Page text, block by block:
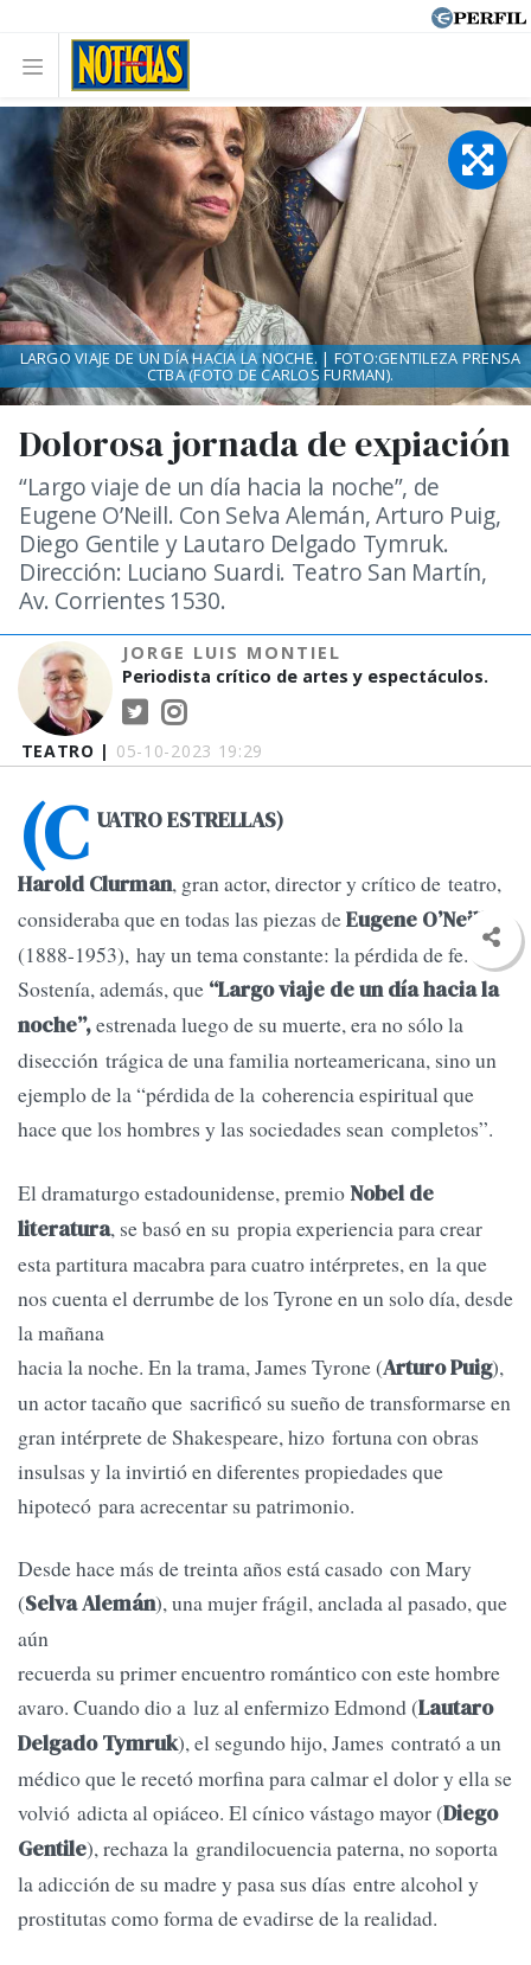
TEATRO | 05-10-2023 19:29
Dolorosa jornada de expiación
“Largo viaje de un día hacia la noche”, de
Eugene O’Neill. Con Selva Alemán, Arturo Puig,
Diego Gentile y Lautaro Delgado Tymruk.
Dirección: Luciano Suardi. Teatro San Martín,
Av. Corrientes 1530.
JORGE LUIS MONTIEL
Periodista crítico de artes y espectáculos.
LARGO VIAJE DE UN DÍA HACIA LA NOCHE. | FOTO:GENTILEZA PRENSA
CTBA (FOTO DE CARLOS FURMAN).
(C UATRO ESTRELLAS)
Harold Clurman, gran actor, director y crítico de teatro,
consideraba que en todas las piezas deEugene O’Neill
(1888-1953), hay un tema constante: la pérdida de fe.
Sostenía, además, que “Largo viaje de un día hacia la
noche”,estrenada luego de su muerte, era no sólo la
disección trágica de una familia norteamericana, sino un
ejemplo de la “pérdida de la coherencia espiritual que
hace que los hombres y las sociedades sean completos”.
El dramaturgo estadounidense, premioNobel de
literatura, se basó en su propia experiencia para crear
esta partitura macabra para cuatro intérpretes, en la que
nos cuenta el derrumbe de los Tyrone en un solo día, desde
la mañana
hacia la noche. En la trama, James Tyrone (Arturo Puig),
un actor tacaño que sacrificó su sueño de transformarse en
gran intérprete de Shakespeare, hizo fortuna con obras
insulsas y la invirtió en diferentes propiedades que
hipotecó para acrecentar su patrimonio.
Desde hace más de treinta años está casado con Mary
(Selva Alemán), una mujer frágil, anclada al pasado, que
aún
recuerda su primer encuentro romántico con este hombre
avaro. Cuando dio a luz al enfermizo Edmond (Lautaro
Delgado Tymruk), el segundo hijo, James contrató a un
médico que le recetó morfina para calmar el dolor y ella se
volvió adicta al opiáceo. El cínico vástago mayor (Diego
Gentile), rechaza la grandilocuencia paterna, no soporta
la adicción de su madre y pasa sus días entre alcohol y
prostitutas como forma de evadirse de la realidad.